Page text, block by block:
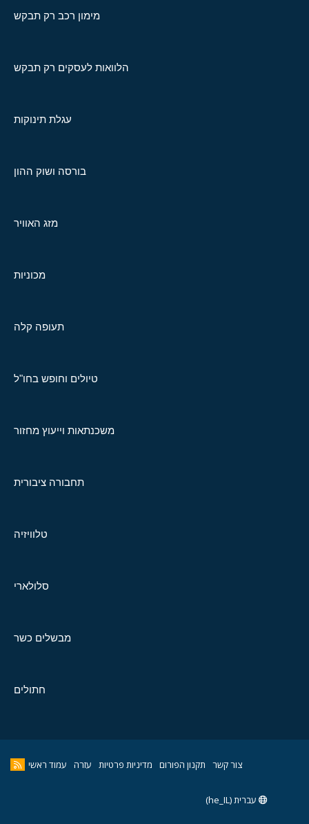
מימון רכב רק תבקש
הלוואות לעסקים רק תבקש
עגלת תינוקות
בורסה ושוק ההון
מזג האוויר
מכוניות
תעופה קלה
טיולים וחופש בחו"ל
משכנתאות וייעוץ מחזור
תחבורה ציבורית
טלוויזיה
סלולארי
מבשלים כשר
חתולים
צור קשר תקנון הפורום מדיניות פרטיות עזרה עמוד ראשי
עברית (he_IL)